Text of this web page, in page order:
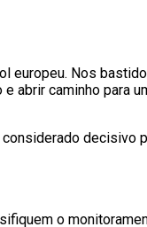
europeu. Nos
abrir caminho para
considerado decisivo
o